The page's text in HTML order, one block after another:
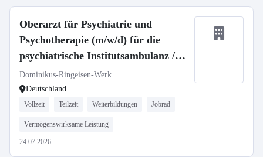
Oberarzt für Psychiatrie und
Psychotherapie (m/w/d) für die
psychiatrische Institutsambulanz /
Fachabteilung Psychiatrie unseres
Zweckverbands Krankenhaus St.
Camillus
Dominikus-Ringeisen-Werk
Deutschland
Vollzeit Teilzeit Weiterbildungen Jobrad
Vermögenswirksame Leistung
24.07.2026